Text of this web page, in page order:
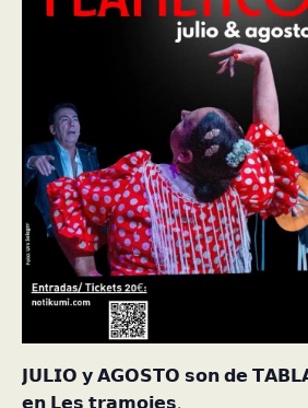
𝗝𝗨𝗟𝗜𝗢 𝘆 𝗔𝗚𝗢𝗦𝗧𝗢 𝘀𝗼𝗻 𝗱𝗲
𝗲𝗻 𝗟𝗲𝘀 𝘁𝗿𝗮𝗺𝗼𝗶𝗲𝘀.⁣